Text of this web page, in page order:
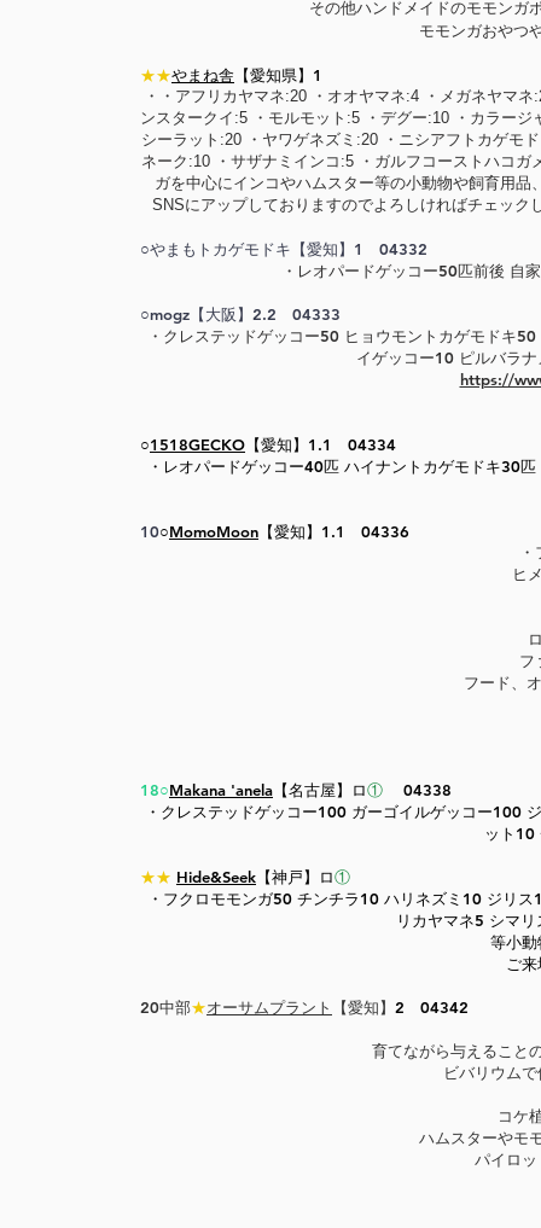
その他ハンドメイドのモモンガ
モモンガおやつ
★★やまね舎 【愛知県】1
・・アフリカヤマネ:20 ・オオヤマネ:4 ・メガネヤマ
ンスタークイ:5 ・モルモット:5 ・デグー:10 ・カラー
シーラット:20 ・ヤワゲネズミ:20 ・ニシアフトカゲモ
ネーク:10 ・サザナミインコ:5 ・ガルフコーストハコ
ガを中心にインコやハムスター等の小動物や飼育用
SNSにアップしておりますのでよろしければチェッ
○やまもトカゲモドキ【愛知】1 04332
・レオパードゲッコー50匹前後 自
○mogz【大阪】2.2 04333
・クレステッドゲッコー50 ヒョウモントカゲモドキ
イゲッコー10 ピルバラ
https://
○1518GECKO 【愛知】1.1 04334
・レオパードゲッコー40匹 ハイナントカゲモドキ30
10○MomoMoon 【愛知】1.1 04336
ヒ
フ
フード、
18○Makana 'anela 【名古屋】ロ① 04338
・クレステッドゲッコー100 ガーゴイルゲッコー100
ット10
★★ Hide&Seek 【神戸】 ロ①
・​フクロモモンガ50 チンチラ10 ハリネズミ10 ジリ
リカヤマネ5 シマ
等小
ご
20中部★オーサムプラント 【愛知】 2 04342
育てながら与えること
ビバリウム
コケ
ハムスターやモ
パイロ